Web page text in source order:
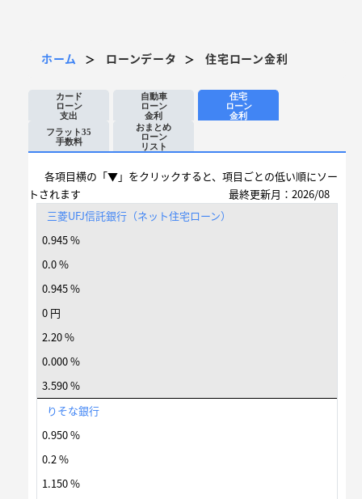
ホーム ＞ ローンデータ ＞ 住宅ローン金利
カード
ローン
支出
自動車
ローン
金利
住宅
ローン
金利
フラット35
手数料
おまとめ
ローン
リスト
各項目横の「▼」をクリックすると、項目ごとの低い順にソー
トされます
最終更新月：2026/08
三菱UFJ信託銀行（ネット住宅ローン）
0.945 %
0.0 %
0.945 %
0 円
2.20 %
0.000 %
3.590 %
りそな銀行
0.950 %
0.2 %
1.150 %